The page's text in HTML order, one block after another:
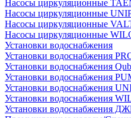
Насосы циркуляционные
Насосы циркуляционные
Насосы циркуляционные
Насосы циркуляционные
Установки водоснабжения
Установки водоснабжения
Установки водоснабжения
Установки водоснабжения
Установки водоснабжения
Установки водоснабжения
Установки водоснабжения